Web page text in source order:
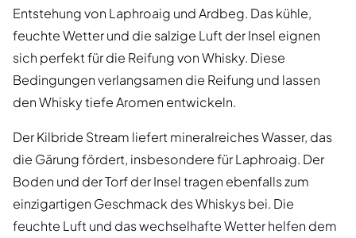
Entstehung von Laphroaig und Ardbeg. Das kühle,
feuchte Wetter und die salzige Luft der Insel eignen
sich perfekt für die Reifung von Whisky. Diese
Bedingungen verlangsamen die Reifung und lassen
den Whisky tiefe Aromen entwickeln.
Der Kilbride Stream liefert mineralreiches Wasser, das
die Gärung fördert, insbesondere für Laphroaig. Der
Boden und der Torf der Insel tragen ebenfalls zum
einzigartigen Geschmack des Whiskys bei. Die
feuchte Luft und das wechselhafte Wetter helfen dem